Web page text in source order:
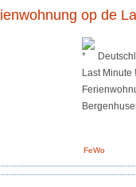
op de
Last Minute
FeWo